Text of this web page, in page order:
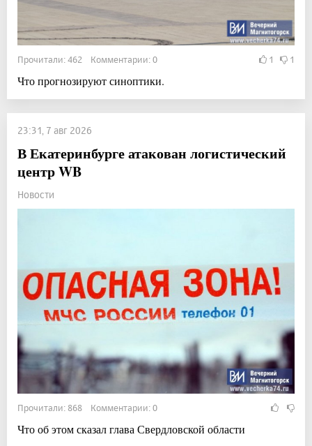
Прочитали: 462 Комментарии: 0 1 1
Что прогнозируют синоптики.
23:31, 7 авг 2026
В Екатеринбурге атакован логистический
центр WB
Новости
Прочитали: 868 Комментарии: 0
Что об этом сказал глава Свердловской области